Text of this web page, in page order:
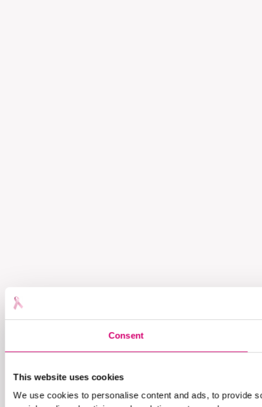
Consent
This website uses cookies
We use cookies to personalise content and ads, to provide